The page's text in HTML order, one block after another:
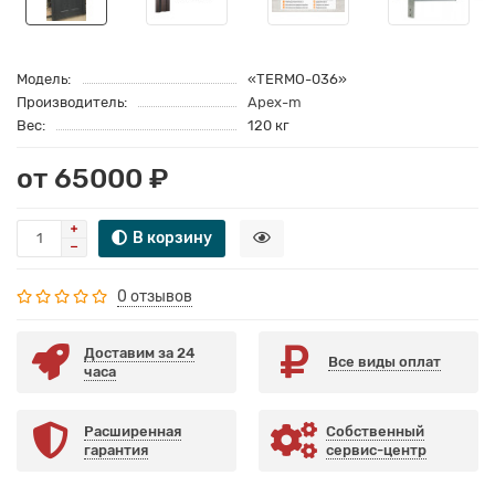
Модель:
«TERMO-036»
Производитель:
Apex-m
Вес:
120 кг
от 65000 ₽
В корзину
0 отзывов
Доставим за 24
часа
Все виды оплат
Расширенная
гарантия
Собственный
сервис-центр